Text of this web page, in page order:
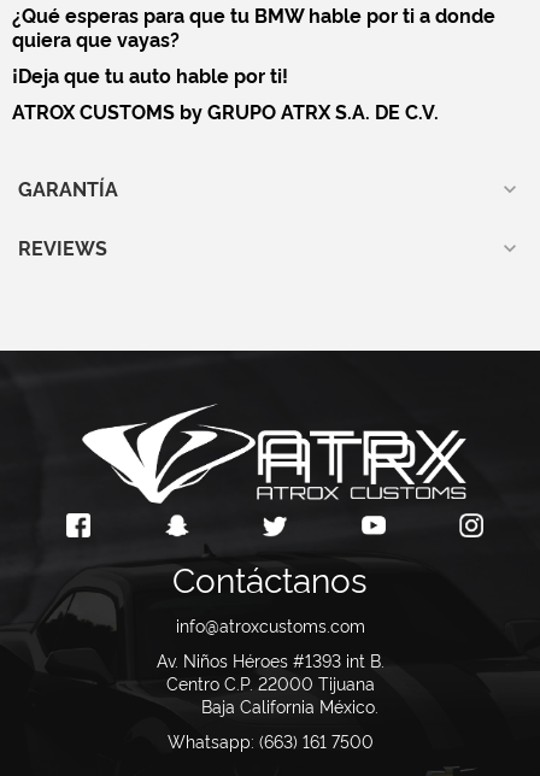
¿Qué esperas para que tu BMW hable por ti a donde
quiera que vayas?
¡Deja que tu auto hable por ti!
ATROX CUSTOMS by GRUPO ATRX S.A. DE C.V.
GARANTÍA
REVIEWS
Contáctanos
info@atroxcustoms.com
Av. Niños Héroes #1393 int B.
Centro C.P. 22000 Tijuana
Baja California México.
Whatsapp: (663) 161 7500